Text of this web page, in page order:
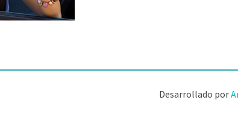
Desarrollado por